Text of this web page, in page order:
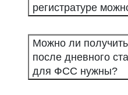
регистратуре
Можно ли
после дневного
для ФСС нужны?